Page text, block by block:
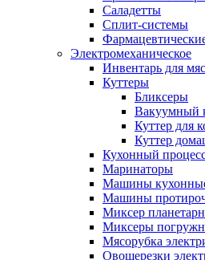
Саладетты
Сплит-системы
Электромеханическое
Инвентарь для
Куттеры
Бликсеры
Вакуумный
Куттер для
Куттер
Кухонный
Маринаторы
Машины
Машины
Миксер
Миксеры
Мясорубка
Овощерезки